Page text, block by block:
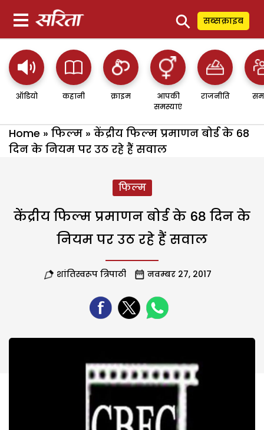
⚲ सब्सक्राइब
ऑडियो कहानी क्राइम
आपकी
समस्याएं
राजनीति
Home » फिल्म » केंद्रीय फिल्म प्रमाणन बोर्ड के 68
दिन के नियम पर उठ रहे हैं सवाल
फिल्म
केंद्रीय फिल्म प्रमाणन बोर्ड के 68 दिन के
नियम पर उठ रहे हैं सवाल
शांतिस्वरूप त्रिपाठी नवम्बर 27, 2017